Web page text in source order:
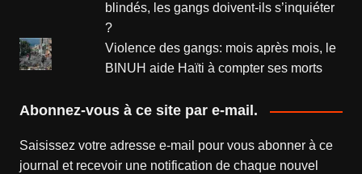
blindés, les gangs doivent-ils s’inquiéter
?
Violence des gangs: mois après mois, le
BINUH aide Haïti à compter ses morts
Abonnez-vous à ce site par e-mail.
Saisissez votre adresse e-mail pour vous abonner à ce
journal et recevoir une notification de chaque nouvel